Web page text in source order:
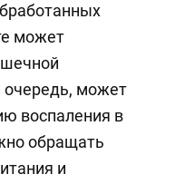
может
очередь, может
воспаления в
обращать
и